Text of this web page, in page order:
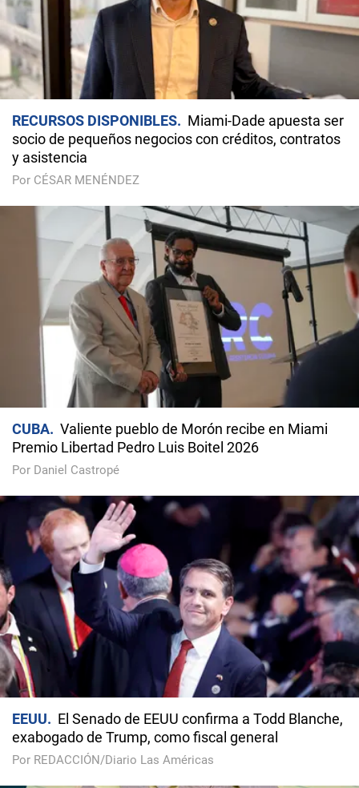
RECURSOS DISPONIBLES
Miami-Dade apuesta ser
socio de pequeños negocios con créditos, contratos
y asistencia
Por CÉSAR MENÉNDEZ
CUBA
Valiente pueblo de Morón recibe en Miami
Premio Libertad Pedro Luis Boitel 2026
Por Daniel Castropé
EEUU
El Senado de EEUU confirma a Todd Blanche,
exabogado de Trump, como fiscal general
Por REDACCIÓN/Diario Las Américas